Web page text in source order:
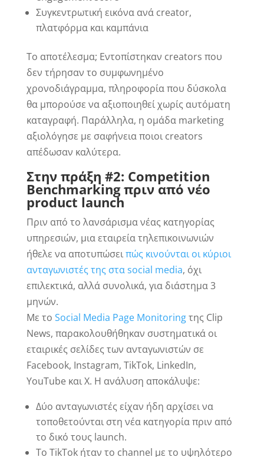
Συγκεντρωτική εικόνα ανά creator,
πλατφόρμα και καμπάνια
Το αποτέλεσμα; Εντοπίστηκαν creators που
δεν τήρησαν το συμφωνημένο
χρονοδιάγραμμα, πληροφορία που δύσκολα
θα μπορούσε να αξιοποιηθεί χωρίς αυτόματη
καταγραφή. Παράλληλα, η ομάδα marketing
αξιολόγησε με σαφήνεια ποιοι creators
απέδωσαν καλύτερα.
Στην πράξη #2: Competition
Benchmarking πριν από νέο
product launch
Πριν από το λανσάρισμα νέας κατηγορίας
υπηρεσιών, μια εταιρεία τηλεπικοινωνιών
ήθελε να αποτυπώσειπώς κινούνται οι κύριοι
ανταγωνιστές της στα social media, όχι
επιλεκτικά, αλλά συνολικά, για διάστημα 3
μηνών.
Με το Social Media Page Monitoringτης Clip
News, παρακολουθήθηκαν συστηματικά οι
εταιρικές σελίδες των ανταγωνιστών σε
Facebook, Instagram, TikTok, LinkedIn,
YouTube και X. Η ανάλυση αποκάλυψε:
Δύο ανταγωνιστές είχαν ήδη αρχίσει να
τοποθετούνται στη νέα κατηγορία πριν από
το δικό τους launch.
Το TikTok ήταν το channel με το υψηλότερο